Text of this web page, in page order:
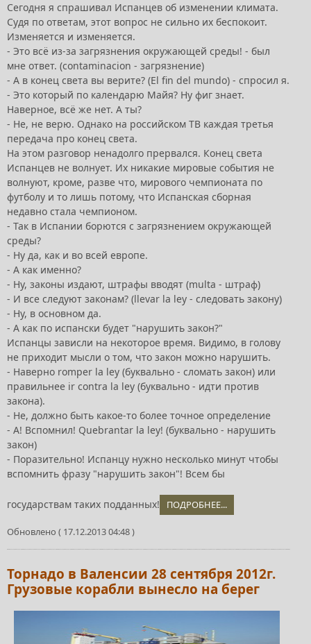
Сегодня я спрашивал Испанцев об изменении климата.
Судя по ответам, этот вопрос не сильно их беспокоит.
Изменяется и изменяется.
- Это всё из-за загрязнения окружающей среды! - был
мне ответ. (contaminacion - загрязнение)
- А в конец света вы верите? (El fin del mundo) - спросил я.
- Это который по календарю Майя? Ну фиг знает.
Наверное, всё же нет. А ты?
- Не, не верю. Однако на российском ТВ каждая третья
передача про конец света.
На этом разговор ненадолго прервался. Конец света
Испанцев не волнует. Их никакие мировые события не
волнуют, кроме, разве что, мирового чемпионата по
футболу и то лишь потому, что Испанская сборная
недавно стала чемпионом.
- Так в Испании борются с загрязнением окружающей
среды?
- Ну да, как и во всей европе.
- А как именно?
- Ну, законы издают, штрафы вводят (multa - штраф)
- И все следуют законам? (llevar la ley - следовать закону)
- Ну, в основном да.
- А как по испански будет "нарушить закон?"
Испанцы зависли на некоторое время. Видимо, в голову
не приходит мысли о том, что закон можно нарушить.
- Наверно romper la ley (буквально - сломать закон) или
правильнее ir contra la ley (буквально - идти против
закона).
- Не, должно быть какое-то более точное определение
- А! Вспомнил! Quebrantar la ley! (буквально - нарушить
закон)
- Поразительно! Испанцу нужно несколько минут чтобы
вспомнить фразу "нарушить закон"! Всем бы
государствам таких подданных! ПОДРОБНЕЕ...
Обновлено ( 17.12.2013 04:48 )
Торнадо в Валенсии 28 сентября 2012г.
Грузовые корабли вынесло на берег